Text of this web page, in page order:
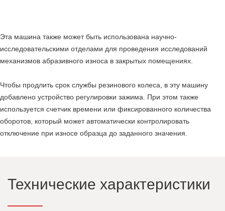
Эта машина также может быть использована научно-
исследовательскими отделами для проведения исследований
механизмов абразивного износа в закрытых помещениях.
Чтобы продлить срок службы резинового колеса, в эту машину
добавлено устройство регулировки зажима. При этом также
используется счетчик времени или фиксированного количества
оборотов, который может автоматически контролировать
отключение при износе образца до заданного значения.
Технические характеристики